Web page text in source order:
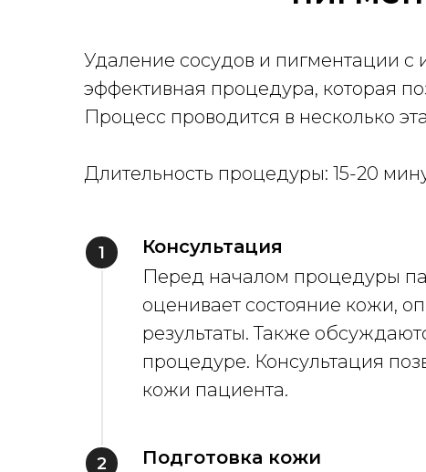
Удаление сосудов и пигментации с
эффективная процедура, которая
Процесс проводится в несколько
Длительность процедуры: 15-20
Консультация
Перед началом процедуры
оценивает состояние кожи,
результаты. Также
процедуре. Консультация
кожи пациента.
Подготовка кожи